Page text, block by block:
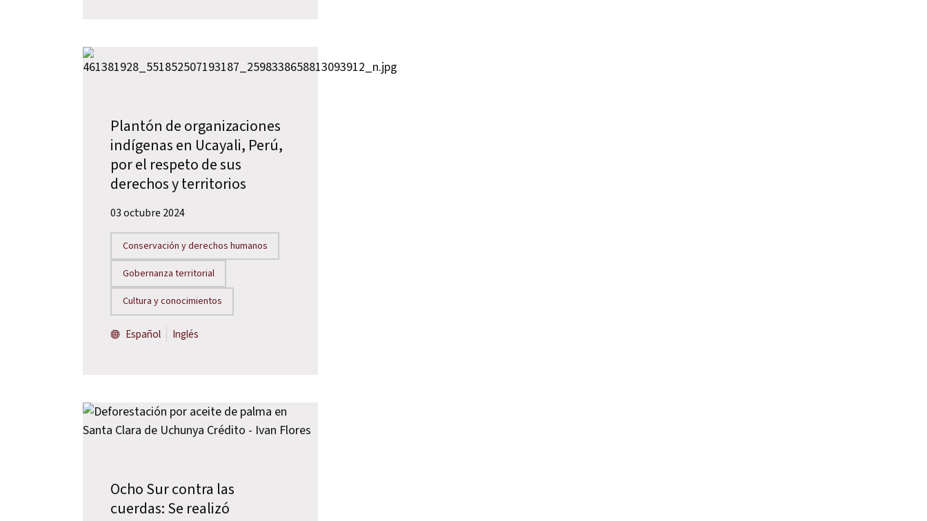
Plantón de organizaciones
indígenas en Ucayali, Perú,
por el respeto de sus
derechos y territorios
03 octubre 2024
Conservación y derechos humanos
Gobernanza territorial
Cultura y conocimientos
Español Inglés
Ocho Sur contra las
cuerdas: Se realizó